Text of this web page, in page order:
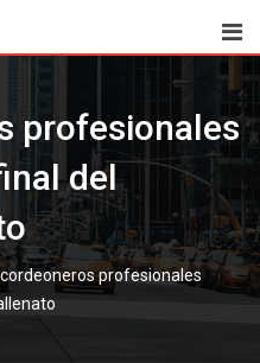
profesionales
del
profesionales